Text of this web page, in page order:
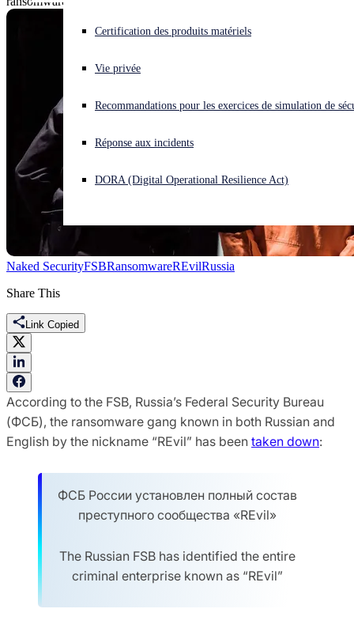
Vous subissez une cyberattaque ? Obtenez une aide immédiate.
Open search
Open language switcher
Certification des produits matériels
Vie privée
Recommandations pour les exercices de simulation de
Réponse aux incidents
DORA (Digital Operational Resilience Act)
Naked SecurityFSBRansomwareREvilRussia
Share This
Link Copied
According to the FSB, Russia’s Federal Security Bureau
(ФСБ), the ransomware gang known in both Russian and
English by the nickname “REvil” has been taken down:
ФСБ России установлен полный состав
преступного сообщества «REvil»
The Russian FSB has identified the entire
criminal enterprise known as “REvil”